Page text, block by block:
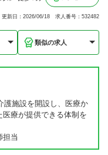
更新日：2026/06/18 求人番号：532482
類似の求人
護施設を開設し、医療か
療が提供できる体制を
当